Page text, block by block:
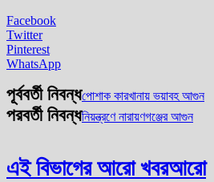
Facebook
Twitter
Pinterest
WhatsApp
পূর্ববর্তী নিবন্ধপোশাক কারখানায় ভয়াবহ আগুন
পরবর্তী নিবন্ধনিয়ন্ত্রণে নারায়ণগঞ্জের আগুন
এই বিভাগের আরো খবরআরো